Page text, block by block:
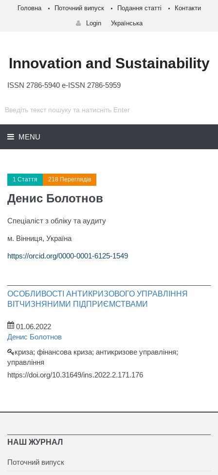
Головна Поточний випуск Подання статті Контакти
Login Українська
Innovation and Sustainability
ISSN 2786-5940 e-ISSN 2786-5959
MENU
1 Стаття 218 Переглядів
Денис Болотнов
Спеціаліст з обліку та аудиту
м. Вiнниця, Україна
https://orcid.org/0000-0001-6125-1549
ОСОБЛИВОСТІ АНТИКРИЗОВОГО УПРАВЛІННЯ
ВІТЧИЗНЯНИМИ ПІДПРИЄМСТВАМИ
01.06.2022
Денис Болотнов
криза; фінансова криза; антикризове управління;
управління
https://doi.org/10.31649/ins.2022.2.171.176
НАШ ЖУРНАЛ
Поточний випуск